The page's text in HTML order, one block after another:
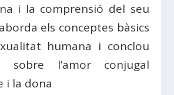
i la comprensió del seu
els conceptes bàsics
humana i conclou
sobre l’amor conjugal
i la dona